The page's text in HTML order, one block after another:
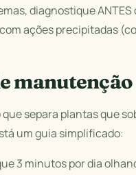
diagnostique
ações precipitadas
manutenção
separa plantas que
um guia simplificado:
3 minutos por dia